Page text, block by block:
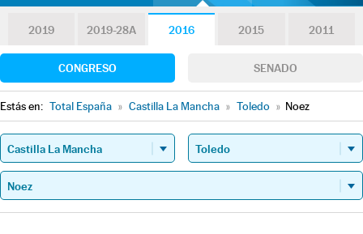
2019 2019-28A 2016 2015 2011
CONGRESO SENADO
Estás en: Total España » Castilla La Mancha » Toledo » Noez